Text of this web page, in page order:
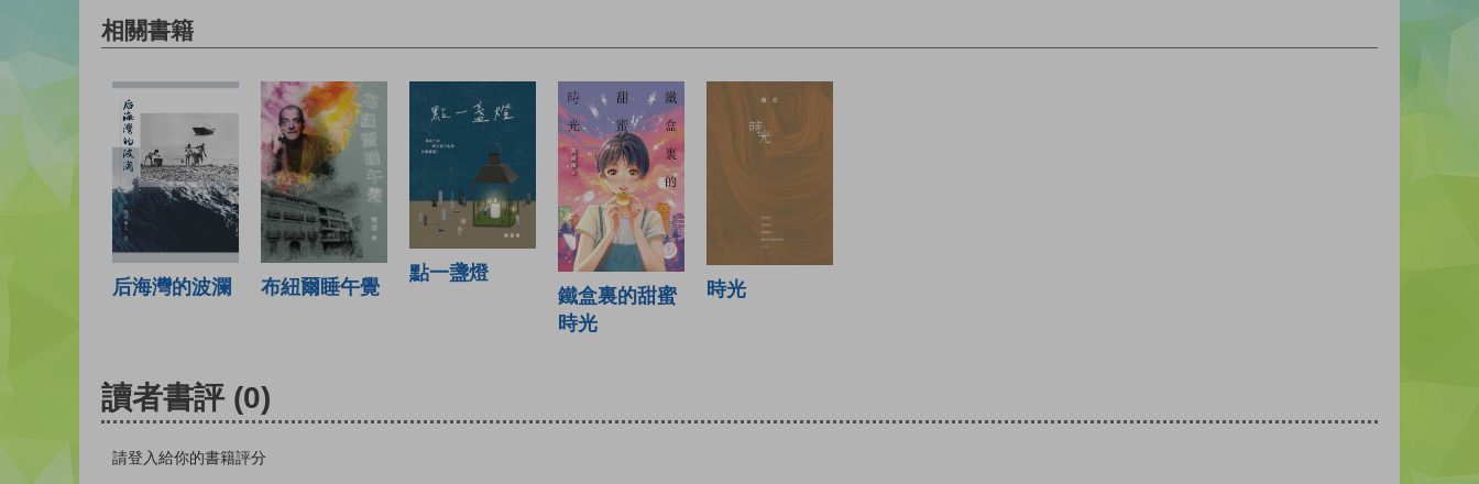
相關書籍
后海灣的波瀾 布紐爾睡午覺
點一盞燈
鐵盒裏的甜蜜
時光
時光
讀者書評 (0)
請登入給你的書籍評分